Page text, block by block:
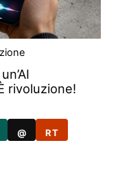
rivoluzione!
@ RT